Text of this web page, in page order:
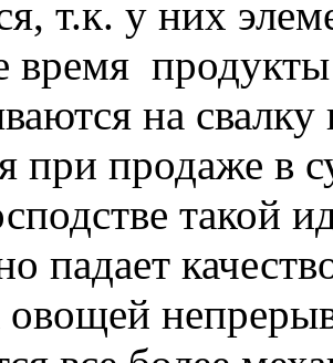
т.к. у них
время
на свалку
при продаже в
такой
падает
овощей